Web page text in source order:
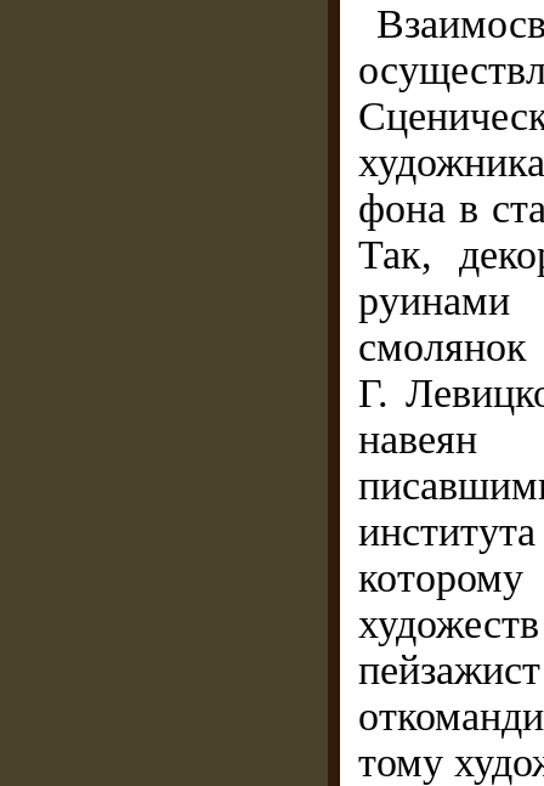
фона в
Так,
Г.
навеян
тому